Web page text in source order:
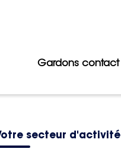
Gardons contact
secteur d'activité